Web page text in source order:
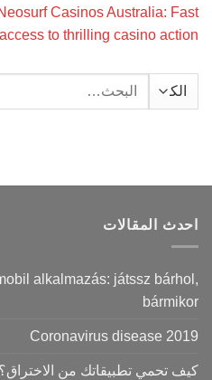
Casinos Australia: Fast
access to thrilling casino action
البحث
احدث المقالات
alkalmazás: játssz bárhol,
bármikor
Coronavirus disease 2019
كيف تحمي تطبيقاتك من الاختراق؟